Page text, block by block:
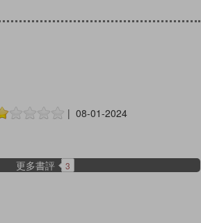
| 08-01-2024
更多書評 3